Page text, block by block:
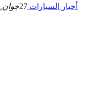
أخبار السيارات 27جوان,